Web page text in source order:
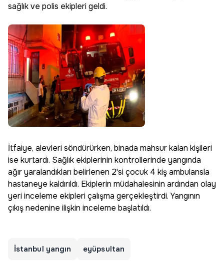
sağlık ve polis ekipleri geldi.
İtfaiye, alevleri söndürürken, binada mahsur kalan kişileri
ise kurtardı. Sağlık ekiplerinin kontrollerinde yangında
ağır yaralandıkları belirlenen 2'si çocuk 4 kiş ambulansla
hastaneye kaldırıldı. Ekiplerin müdahalesinin ardından olay
yeri inceleme ekipleri çalışma gerçekleştirdi. Yangının
çıkış nedenine ilişkin inceleme başlatıldı.
İstanbul yangın eyüpsultan